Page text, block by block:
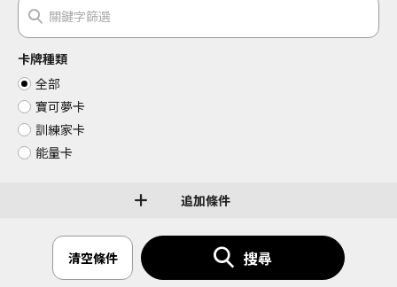
卡牌種類
全部
寶可夢卡
訓練家卡
能量卡
追加條件
清空條件 搜尋